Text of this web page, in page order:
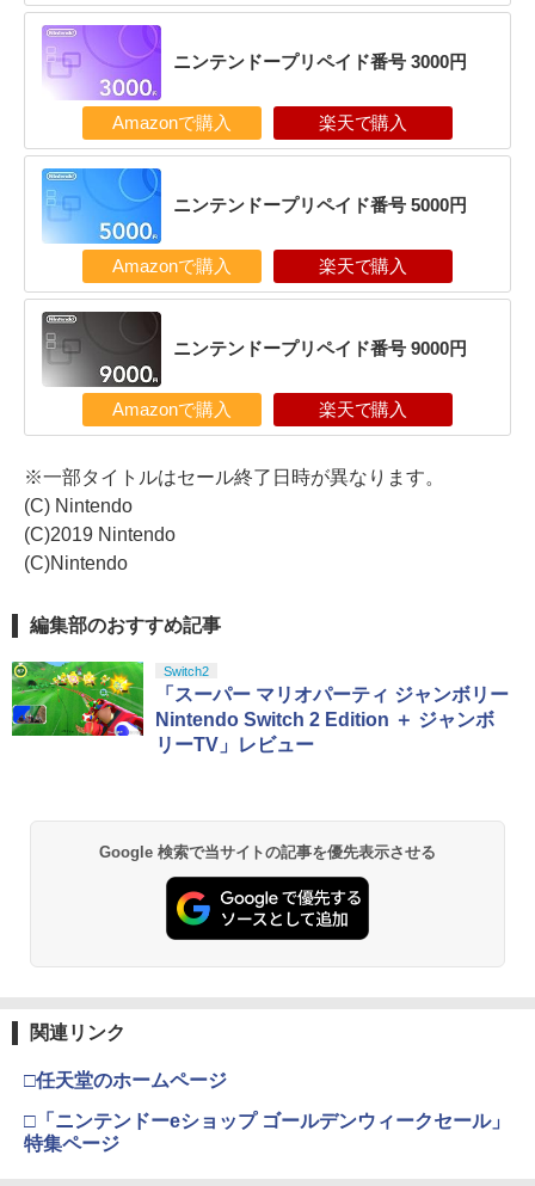
ニンテンドープリペイド番号 3000円
Amazonで購入 楽天で購入
ニンテンドープリペイド番号 5000円
Amazonで購入 楽天で購入
ニンテンドープリペイド番号 9000円
Amazonで購入 楽天で購入
※一部タイトルはセール終了日時が異なります。
(C) Nintendo
(C)2019 Nintendo
(C)Nintendo
編集部のおすすめ記事
Switch2
「スーパー マリオパーティ ジャンボリー
Nintendo Switch 2 Edition ＋ ジャンボ
リーTV」レビュー
Google 検索で当サイトの記事を優先表示させる
関連リンク
□任天堂のホームページ
□「ニンテンドーeショップ ゴールデンウィークセール」
特集ページ